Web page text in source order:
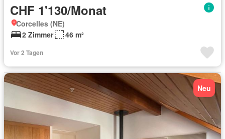
CHF 1'130/Monat
Corcelles (NE)
2 Zimmer
46 m²
Vor 2 Tagen
Neu